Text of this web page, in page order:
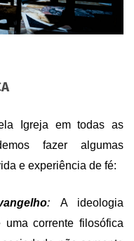
Igreja em todas as
fazer algumas
e experiência de fé:
: A ideologia
corrente filosófica